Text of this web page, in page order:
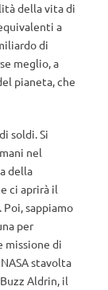
della vita di
a
di
meglio, a
pianeta, che
soldi. Si
nel
della
ci aprirà il
sappiamo
per
missione di
stavolta
Aldrin, il